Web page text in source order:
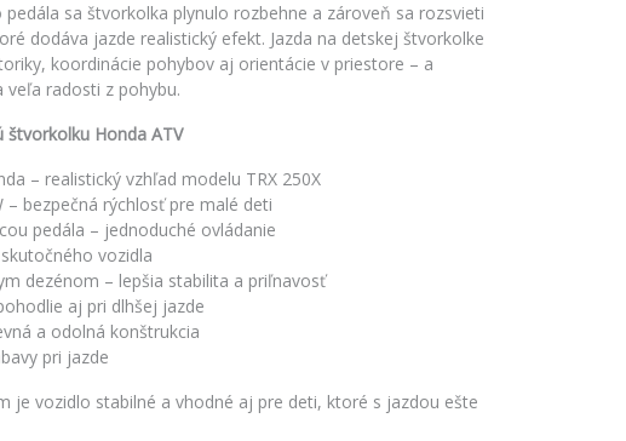
pedála sa štvorkolka plynulo rozbehne a zároveň sa rozsvieti
dodáva jazde realistický efekt. Jazda na detskej štvorkolke
koordinácie pohybov aj orientácie v priestore – a
veľa radosti z pohybu.
štvorkolku Honda ATV
– realistický vzhľad modelu TRX 250X
– bezpečná rýchlosť pre malé deti
pedála – jednoduché ovládanie
vozidla
dezénom – lepšia stabilita a priľnavosť
aj pri dlhšej jazde
a odolná konštrukcia
pri jazde
je vozidlo stabilné a vhodné aj pre deti, ktoré s jazdou ešte